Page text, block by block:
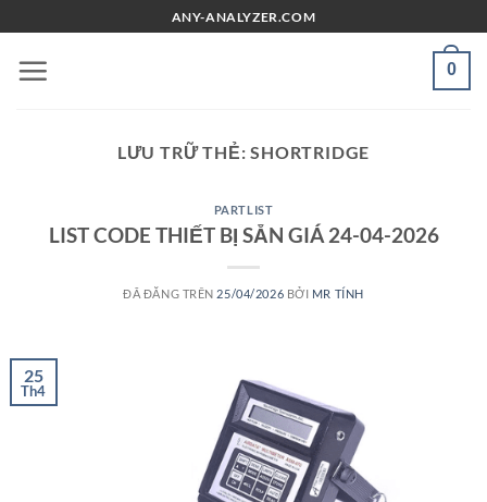
đến
nội
ANY-ANALYZER.COM
0
LƯU TRỮ THẺ:SHORTRIDGE
PARTLIST
LIST CODE THIẾT BỊ SẴN GIÁ 24-04-2026
ĐÃ ĐĂNG TRÊN 25/04/2026 BỞI MR TÍNH
25
Th4